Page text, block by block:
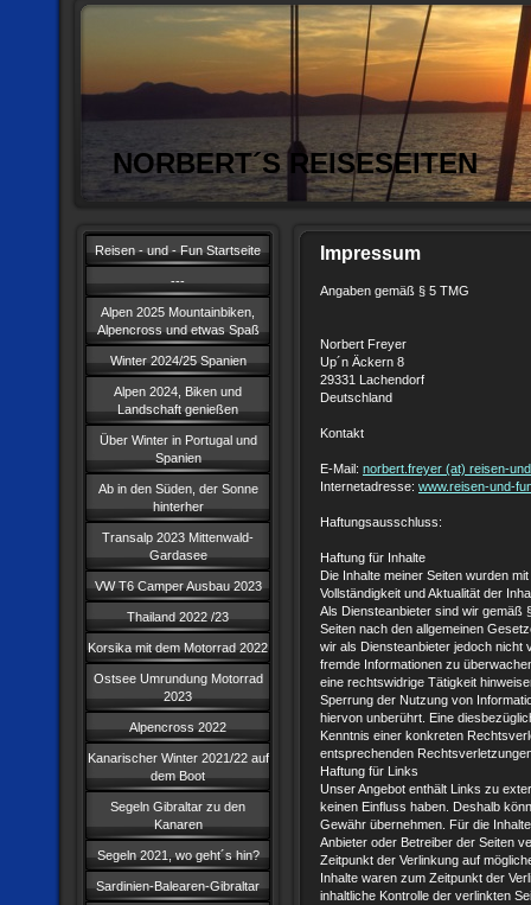
NORBERT´S REISESEITEN
Reisen - und - Fun Startseite
---
Alpen 2025 Mountainbiken,
Alpencross und etwas Spaß
Winter 2024/25 Spanien
Alpen 2024, Biken und
Landschaft genießen
Über Winter in Portugal und
Spanien
Ab in den Süden, der Sonne
hinterher
Transalp 2023 Mittenwald-
Gardasee
VW T6 Camper Ausbau 2023
Thailand 2022 /23
Korsika mit dem Motorrad 2022
Ostsee Umrundung Motorrad
2023
Alpencross 2022
Kanarischer Winter 2021/22 auf
dem Boot
Segeln Gibraltar zu den
Kanaren
Segeln 2021, wo geht´s hin?
Sardinien-Balearen-Gibraltar
Impressum
Angaben gemäß § 5 TMG
Norbert Freyer
Up´n Äckern 8
29331 Lachendorf
Deutschland
Kontakt
E-Mail: norbert.freyer (at) reisen-
Internetadresse: www.reisen-und-
Haftungsausschluss:
Haftung für Inhalte
Die Inhalte meiner Seiten wurden
Vollständigkeit und Aktualität der
Als Diensteanbieter sind wir gemäß
Seiten nach den allgemeinen
wir als Diensteanbieter jedoch nicht
fremde Informationen zu
eine rechtswidrige Tätigkeit
Sperrung der Nutzung von
hiervon unberührt. Eine
Kenntnis einer konkreten
entsprechenden
Haftung für Links
Unser Angebot enthält Links zu
keinen Einfluss haben. Deshalb
Gewähr übernehmen. Für die
Anbieter oder Betreiber der Seiten
Zeitpunkt der Verlinkung auf
Inhalte waren zum Zeitpunkt der
inhaltliche Kontrolle der verlinkten